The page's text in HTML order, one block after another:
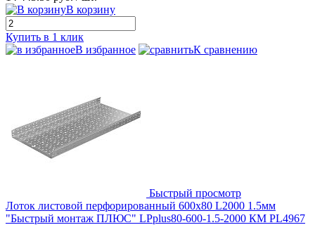
В корзину
Купить в 1 клик
В избранное
К сравнению
Быстрый просмотр
Лоток листовой перфорированный 600х80 L2000 1.5мм
"Быстрый монтаж ПЛЮС" LPplus80-600-1.5-2000 КМ PL4967